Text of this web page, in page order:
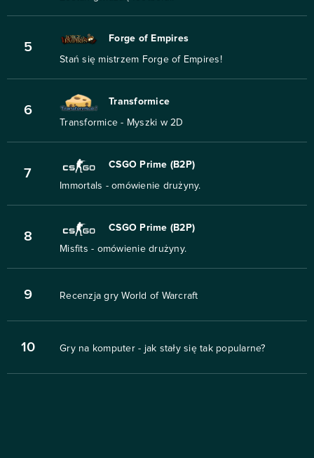
5
Forge of Empires
Stań się mistrzem Forge of Empires!
6
Transformice
Transformice - Myszki w 2D
7
CSGO Prime (B2P)
Immortals - omówienie drużyny.
8
CSGO Prime (B2P)
Misfits - omówienie drużyny.
9 Recenzja gry World of Warcraft
10 Gry na komputer - jak stały się tak popularne?